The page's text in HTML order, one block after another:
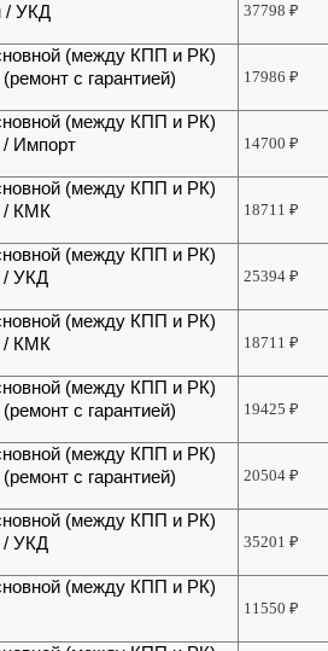
/ УКД
37798₽
(между КПП и РК)
с гарантией)
17986₽
(между КПП и РК)
Импорт
14700₽
(между КПП и РК)
/ КМК
18711₽
(между КПП и РК)
/ УКД
25394₽
(между КПП и РК)
/ КМК
18711₽
(между КПП и РК)
с гарантией)
19425₽
(между КПП и РК)
с гарантией)
20504₽
(между КПП и РК)
/ УКД
35201₽
(между КПП и РК)
11550₽